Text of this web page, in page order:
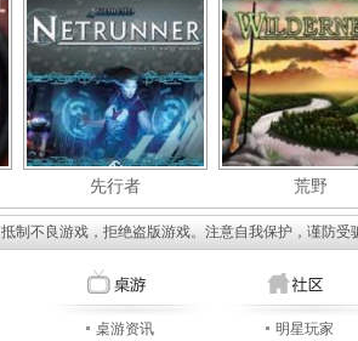
先行者 荒野
抵制不良游戏，拒绝盗版游戏。注意自我保护，谨防
桌游资讯
明星玩家